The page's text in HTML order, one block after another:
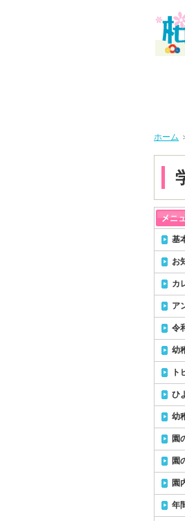
ホーム
基
お
カ
ア
令
幼
ト
ひ
幼
園
園
園
年